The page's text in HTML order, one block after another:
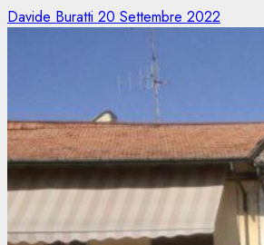
Davide Buratti 20 Settembre 2022